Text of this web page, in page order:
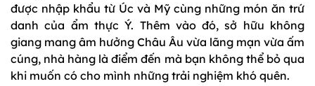
được nhập khẩu từ Úc và Mỹ cùng những món ăn trứ
danh của ẩm thực Ý. Thêm vào đó, sở hữu không
giang mang âm hưởng Châu Âu vừa lãng mạn vừa ấm
cúng, nhà hàng là điểm đến mà bạn không thể bỏ qua
khi muốn có cho mình những trải nghiệm khó quên.